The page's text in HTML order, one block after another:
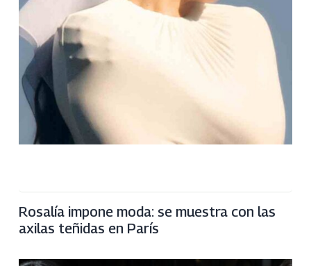
Rosalía impone moda: se muestra con las
axilas teñidas en París